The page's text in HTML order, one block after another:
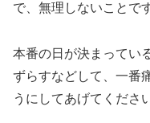
で、無理しないことで
本番の日が決まってい
ずらすなどして、一番
うにしてあげてくださ